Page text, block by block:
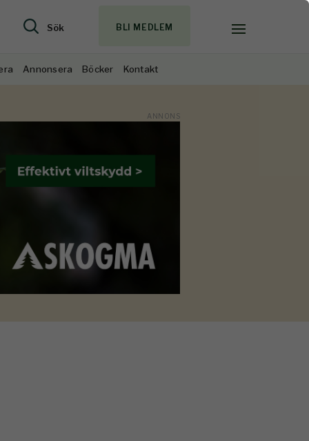
Sök BLI MEDLEM
Annonsera Böcker Kontakt